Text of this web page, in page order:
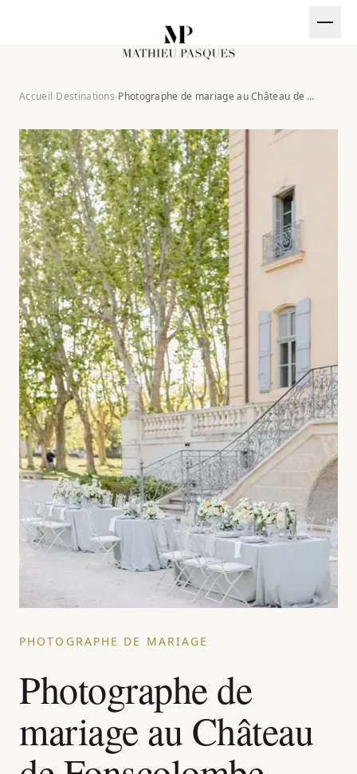
Accueil›Destinations› Photographe de mariage au Château de Fonscolombe
PHOTOGRAPHE DE MARIAGE
Photographe de
mariage au Château